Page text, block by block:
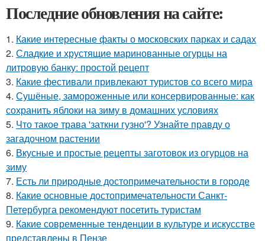
Последние обновления на сайте:
1. Какие интересные факты о московских парках и садах
2. Сладкие и хрустящие маринованные огурцы на
литровую банку: простой рецепт
3. Какие фестивали привлекают туристов со всего мира
4. Сушёные, замороженные или консервированные: как
сохранить яблоки на зиму в домашних условиях
5. Что такое трава 'заткни гузно'? Узнайте правду о
загадочном растении
6. Вкусные и простые рецепты заготовок из огурцов на
зиму
7. Есть ли природные достопримечательности в городе
8. Какие основные достопримечательности Санкт-
Петербурга рекомендуют посетить туристам
9. Какие современные тенденции в культуре и искусстве
представлены в Пензе